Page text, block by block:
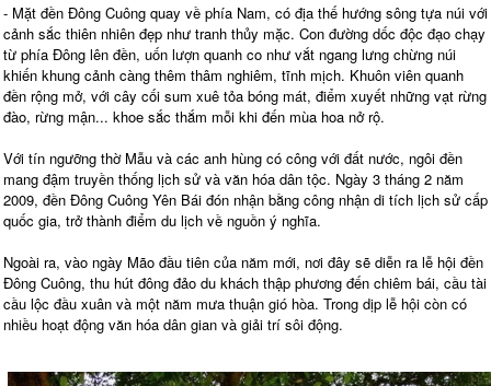
- Mặt đền Đông Cuông quay về phía Nam, có địa thế hướng sông tựa núi với
cảnh sắc thiên nhiên đẹp như tranh thủy mặc. Con đường dốc độc đạo chạy
từ phía Đông lên đền, uốn lượn quanh co như vắt ngang lưng chừng núi
khiến khung cảnh càng thêm thâm nghiêm, tĩnh mịch. Khuôn viên quanh
đền rộng mở, với cây cối sum xuê tỏa bóng mát, điểm xuyết những vạt rừng
đào, rừng mận... khoe sắc thắm mỗi khi đến mùa hoa nở rộ.
Với tín ngưỡng thờ Mẫu và các anh hùng có công với đất nước, ngôi đền
mang đậm truyền thống lịch sử và văn hóa dân tộc. Ngày 3 tháng 2 năm
2009, đền Đông Cuông Yên Bái đón nhận bằng công nhận di tích lịch sử cấp
quốc gia, trở thành điểm du lịch về nguồn ý nghĩa.
Ngoài ra, vào ngày Mão đầu tiên của năm mới, nơi đây sẽ diễn ra lễ hội đền
Đông Cuông, thu hút đông đảo du khách thập phương đến chiêm bái, cầu tài
cầu lộc đầu xuân và một năm mưa thuận gió hòa. Trong dịp lễ hội còn có
nhiều hoạt động văn hóa dân gian và giải trí sôi động.